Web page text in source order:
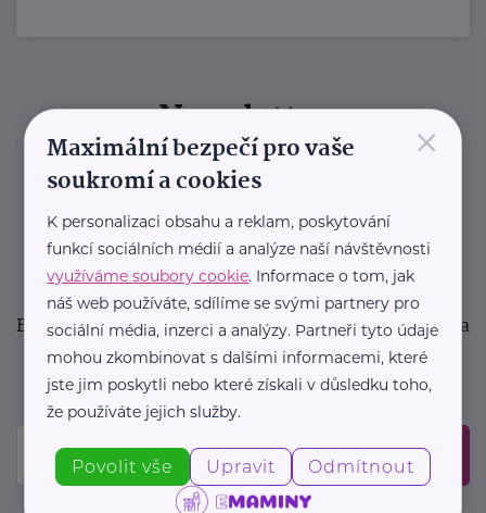
Newsletter
Pravidelný přísun novinek, inspirace na každý den,
Newsletter webu eMaminy.cz. Přihlaste se k jeho
odběru a čtěte o tématech, které vám pomohou
v náročném období nebo zpříjemní rodinný život.
Buďte první, kdo se dozví o nových článcích, akcích a
událostech. Prosíme, potvrďte odběr ve vaší e-
mailové schránce.
Odeslat
×
Maximální bezpečí pro vaše
soukromí a cookies
K personalizaci obsahu a reklam, poskytování
funkcí sociálních médií a analýze naší návštěvnosti
využíváme soubory cookie. Informace o tom, jak
náš web používáte, sdílíme se svými partnery pro
sociální média, inzerci a analýzy. Partneři tyto údaje
mohou zkombinovat s dalšími informacemi, které
jste jim poskytli nebo které získali v důsledku toho,
že používáte jejich služby.
Povolit vše Upravit Odmítnout